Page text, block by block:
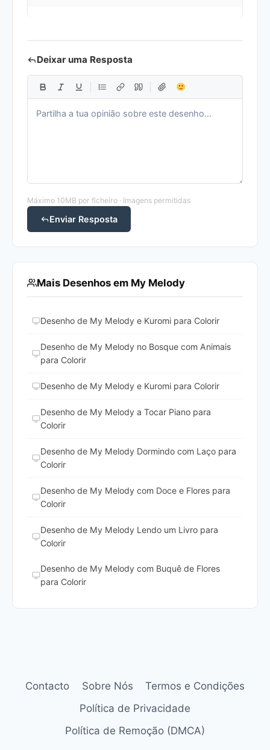
Deixar uma Resposta
Máximo 10MB por ficheiro · Imagens permitidas
Enviar Resposta
Mais Desenhos em My Melody
Desenho de My Melody e Kuromi para Colorir
Desenho de My Melody no Bosque com Animais
para Colorir
Desenho de My Melody e Kuromi para Colorir
Desenho de My Melody a Tocar Piano para
Colorir
Desenho de My Melody Dormindo com Laço para
Colorir
Desenho de My Melody com Doce e Flores para
Colorir
Desenho de My Melody Lendo um Livro para
Colorir
Desenho de My Melody com Buquê de Flores
para Colorir
Contacto Sobre Nós
Termos e Condições
Política de Privacidade
Política de Remoção (DMCA)